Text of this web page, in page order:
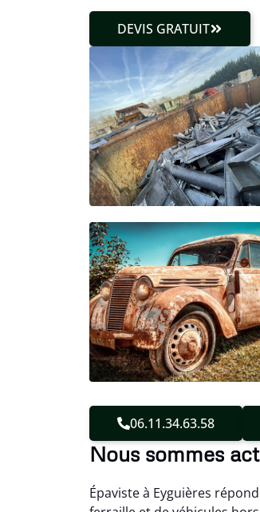
DEVIS GRATUIT
06.11.34.63.58
Nous sommes
Épaviste à Eyguières